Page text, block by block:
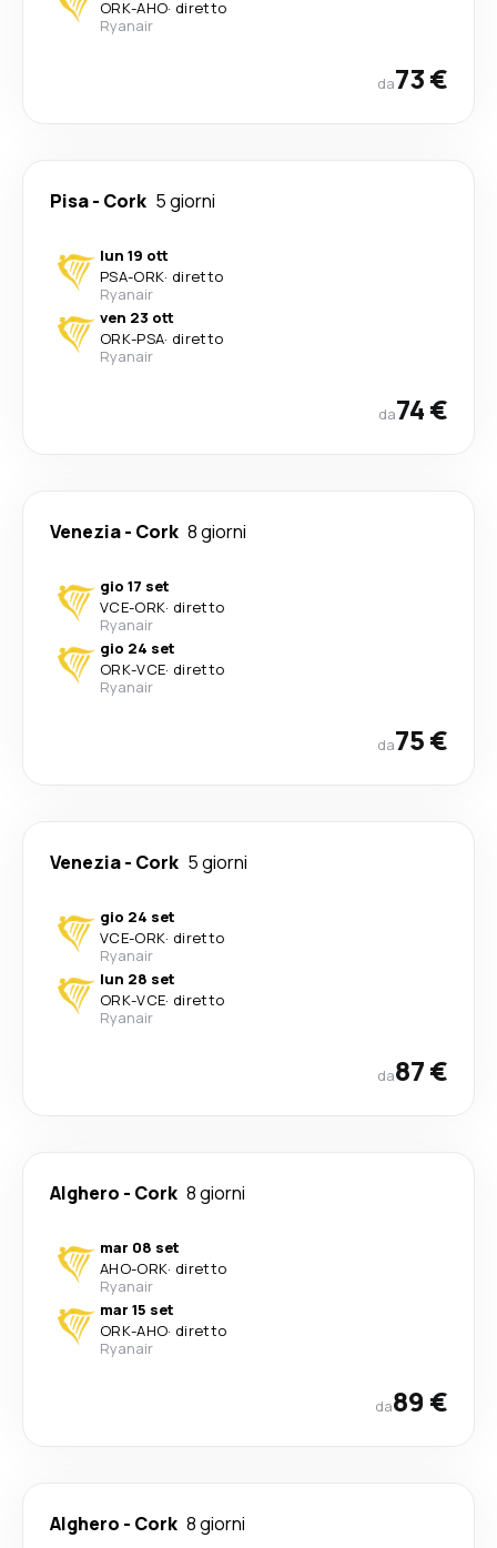
ORK-AHO· diretto
Ryanair
da73 €
Pisa- Cork 5 giorni
lun 19 ott
PSA-ORK· diretto
Ryanair
ven 23 ott
ORK-PSA· diretto
Ryanair
da74 €
Venezia- Cork 8 giorni
gio 17 set
VCE-ORK· diretto
Ryanair
gio 24 set
ORK-VCE· diretto
Ryanair
da75 €
Venezia- Cork 5 giorni
gio 24 set
VCE-ORK· diretto
Ryanair
lun 28 set
ORK-VCE· diretto
Ryanair
da87 €
Alghero - Cork 8 giorni
mar 08 set
AHO-ORK· diretto
Ryanair
mar 15 set
ORK-AHO· diretto
Ryanair
da89 €
Alghero - Cork 8 giorni